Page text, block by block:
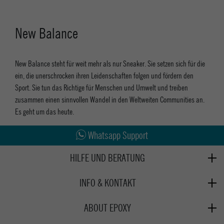
New Balance
New Balance steht für weit mehr als nur Sneaker. Sie setzen sich für die
ein, die unerschrocken ihren Leidenschaften folgen und fördern den
Sport. Sie tun das Richtige für Menschen und Umwelt und treiben
zusammen einen sinnvollen Wandel in den Weltweiten Communities an.
Es geht um das heute.
Whatsapp Support
Abholung in den Epoxy Stores
HILFE UND BERATUNG
Retoure
INFO & KONTAKT
ABOUT EPOXY